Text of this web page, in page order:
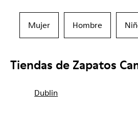
Mujer Hombre
Tiendas de Zapatos
Dublin